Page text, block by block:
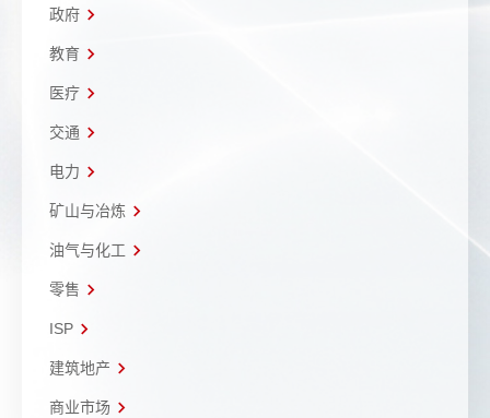
政府
教育
医疗
交通
电力
矿山与冶炼
油气与化工
零售
ISP
建筑地产
商业市场